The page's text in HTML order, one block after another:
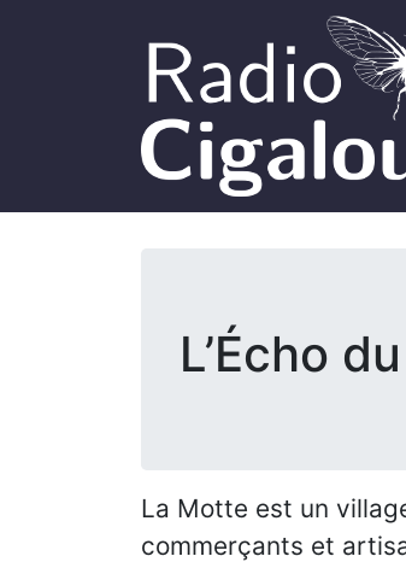
L’Écho
La Motte est un
commerçants et